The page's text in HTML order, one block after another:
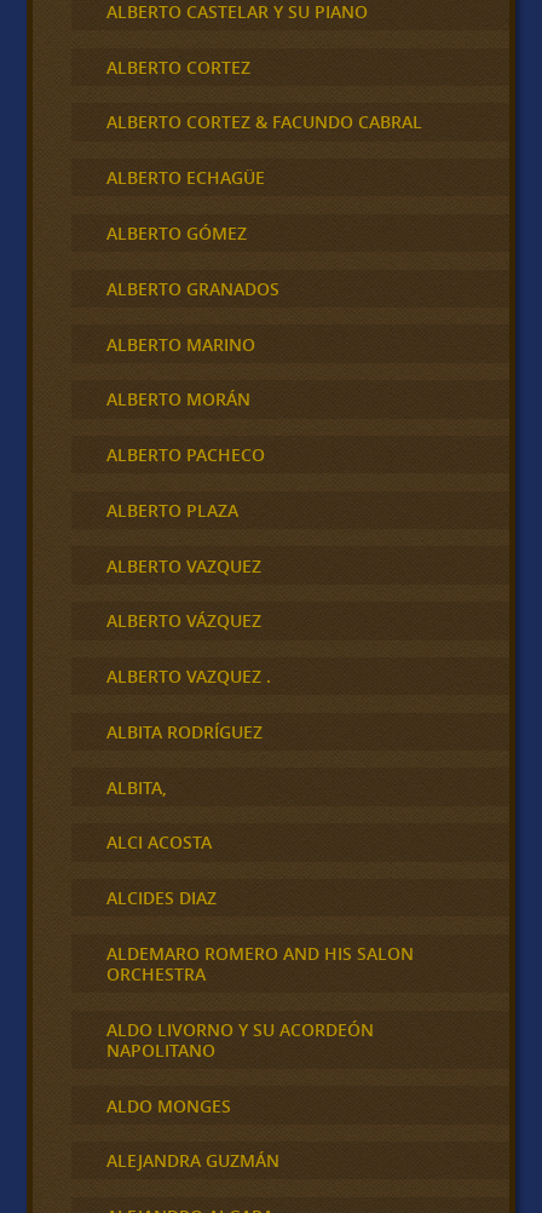
ALBERTO CASTELAR Y SU PIANO
ALBERTO CORTEZ
ALBERTO CORTEZ & FACUNDO CABRAL
ALBERTO ECHAGÜE
ALBERTO GÓMEZ
ALBERTO GRANADOS
ALBERTO MARINO
ALBERTO MORÁN
ALBERTO PACHECO
ALBERTO PLAZA
ALBERTO VAZQUEZ
ALBERTO VÁZQUEZ
ALBERTO VAZQUEZ .
ALBITA RODRÍGUEZ
ALBITA,
ALCI ACOSTA
ALCIDES DIAZ
ALDEMARO ROMERO AND HIS SALON
ORCHESTRA
ALDO LIVORNO Y SU ACORDEÓN
NAPOLITANO
ALDO MONGES
ALEJANDRA GUZMÁN